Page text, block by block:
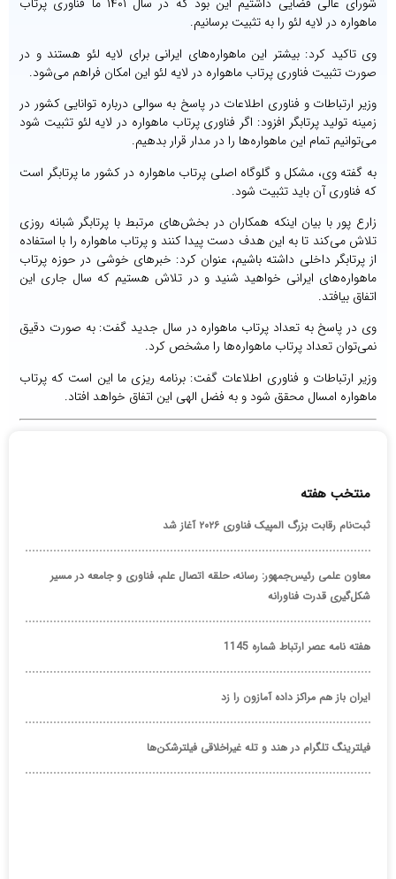
ماهواره در لایه لئو را به تثبیت برسانیم.
وی تاکید کرد: بیشتر این ماهواره‌های ایرانی برای لایه لئو هستند و در
صورت تثبیت فناوری پرتاب ماهواره در لایه لئو این امکان فراهم می‌شود.
وزیر ارتباطات و فناوری اطلاعات در پاسخ به سوالی درباره توانایی کشور در
زمینه تولید پرتابگر افزود: اگر فناوری پرتاب ماهواره در لایه لئو تثبیت شود
می‌توانیم تمام این ماهواره‌ها را در مدار قرار بدهیم.
به گفته وی، مشکل و گلوگاه اصلی پرتاب ماهواره در کشور ما پرتابگر است
که فناوری آن باید تثبیت شود.
زارع پور با بیان اینکه همکاران در بخش‌های مرتبط با پرتابگر شبانه روزی
تلاش می‌کند تا به این هدف دست پیدا کنند و پرتاب ماهواره را با استفاده
از پرتابگر داخلی داشته باشیم، عنوان کرد: خبرهای خوشی در حوزه پرتاب
ماهواره‌های ایرانی خواهید شنید و در تلاش هستیم که سال جاری این
اتفاق بیافتد.
وی در پاسخ به تعداد پرتاب ماهواره در سال جدید گفت: به صورت دقیق
نمی‌توان تعداد پرتاب ماهواره‌ها را مشخص کرد.
وزیر ارتباطات و فناوری اطلاعات گفت: برنامه ریزی ما این است که پرتاب
ماهواره امسال محقق شود و به فضل الهی این اتفاق خواهد افتاد.
منتخب هفته
ثبت‌نام رقابت بزرگ المپیک فناوری ۲۰۲۶ آغاز شد
معاون علمی رئیس‌جمهور: رسانه، حلقه اتصال علم، فناوری و جامعه در مسیر
شکل‌گیری قدرت فناورانه
هفته نامه عصر ارتباط شماره 1145
ایران باز هم مراکز داده آمازون را زد
فیلترینگ تلگرام در هند و تله غیراخلاقی فیلترشکن‌ها